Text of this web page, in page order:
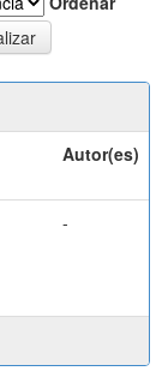
Autor(es)
-